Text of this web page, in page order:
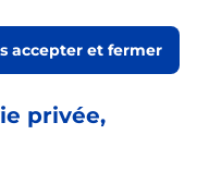
privée,
accepter et fermer